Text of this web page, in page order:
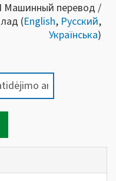
Машинный перевод /
(English, Русский,
Українська)